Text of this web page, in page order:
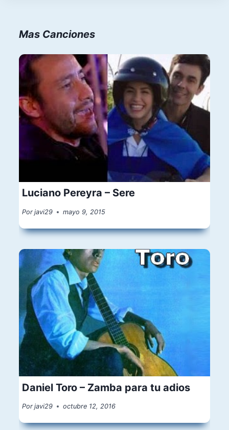
Mas Canciones
Luciano Pereyra – Sere
Por javi29 mayo 9, 2015
Daniel Toro – Zamba para tu adios
Por javi29 octubre 12, 2016